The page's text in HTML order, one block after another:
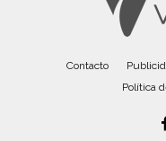
Contacto
Política